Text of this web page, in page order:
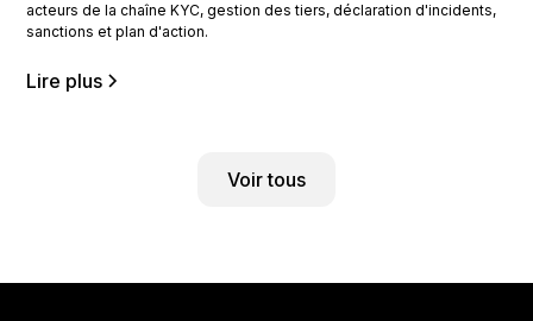
acteurs de la chaîne KYC, gestion des tiers, déclaration d'incidents,
sanctions et plan d'action.
Lire plus
Voir tous